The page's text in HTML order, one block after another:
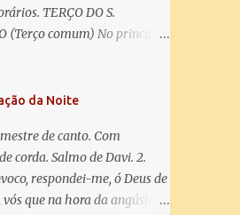
Deus. Para que sejamos
de Cristo. Amém.
TERÇO DO S.
(Terço comum) No principio:
não permitais que eu viva
e o Vosso ao meu, e, nem
eu! Nas contas pequenas:
Amor! Misericórdia Senhor!
pão da vida e remédio
da Noite
de canto. Com
corda. Salmo de Davi. 2.
respondei-me, ó Deus de
que na hora da angústia